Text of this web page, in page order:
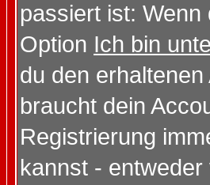
passiert ist:
Option Ich bin
du den
braucht dein
Registrierung
kannst -